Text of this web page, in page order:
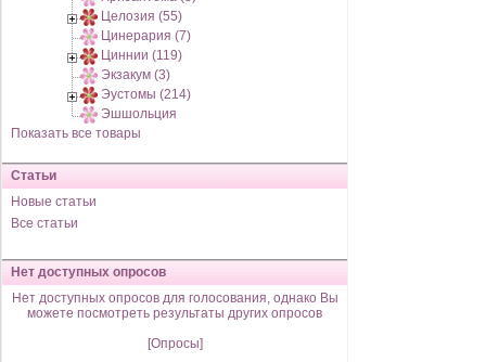
Целозия (55)
Цинерария (7)
Циннии (119)
Экзакум (3)
Эустомы (214)
Эшшольция
Показать все товары
Статьи
Новые статьи
Все статьи
Нет доступных опросов
Нет доступных опросов для голосования, однако Вы
можете посмотреть результаты других опросов
[Опросы]